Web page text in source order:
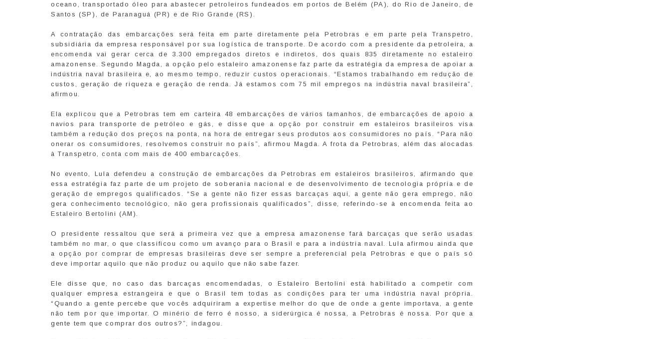
oceano, transportado óleo para abastecer petroleiros fundeados em portos de Belém (PA), do Rio de Janeiro, de
Santos (SP), de Paranaguá (PR) e de Rio Grande (RS).
A contratação das embarcações será feita em parte diretamente pela Petrobras e em parte pela Transpetro,
subsidiária da empresa responsável por sua logística de transporte. De acordo com a presidente da petroleira, a
encomenda vai gerar cerca de 3.300 empregados diretos e indiretos, dos quais 835 diretamente no estaleiro
amazonense. Segundo Magda, a opção pelo estaleiro amazonense faz parte da estratégia da empresa de apoiar a
indústria naval brasileira e, ao mesmo tempo, reduzir custos operacionais. “Estamos trabalhando em redução de
custos, geração de riqueza e geração de renda. Já estamos com 75 mil empregos na indústria naval brasileira”,
afirmou.
Ela explicou que a Petrobras tem em carteira 48 embarcações de vários tamanhos, de embarcações de apoio a
navios para transporte de petróleo e gás, e disse que a opção por construir em estaleiros brasileiros visa
também a redução dos preços na ponta, na hora de entregar seus produtos aos consumidores no país. “Para não
onerar os consumidores, resolvemos construir no país”, afirmou Magda. A frota da Petrobras, além das alocadas
à Transpetro, conta com mais de 400 embarcações.
No evento, Lula defendeu a construção de embarcações da Petrobras em estaleiros brasileiros, afirmando que
essa estratégia faz parte de um projeto de soberania nacional e de desenvolvimento de tecnologia própria e de
geração de empregos qualificados. “Se a gente não fizer essas barcaças aqui, a gente não gera emprego, não
gera conhecimento tecnológico, não gera profissionais qualificados”, disse, referindo-se à encomenda feita ao
Estaleiro Bertolini (AM).
O presidente ressaltou que será a primeira vez que a empresa amazonense fará barcaças que serão usadas
também no mar, o que classificou como um avanço para o Brasil e para a indústria naval. Lula afirmou ainda que
a opção por comprar de empresas brasileiras deve ser sempre a preferencial pela Petrobras e que o país só
deve importar aquilo que não produz ou aquilo que não sabe fazer.
Ele disse que, no caso das barcaças encomendadas, o Estaleiro Bertolini está habilitado a competir com
qualquer empresa estrangeira e que o Brasil tem todas as condições para ter uma indústria naval própria.
“Quando a gente percebe que vocês adquiriram a expertise melhor do que de onde a gente importava, a gente
não tem por que importar. O minério de ferro é nosso, a siderúrgica é nossa, a Petrobras é nossa. Por que a
gente tem que comprar dos outros?”, indagou.